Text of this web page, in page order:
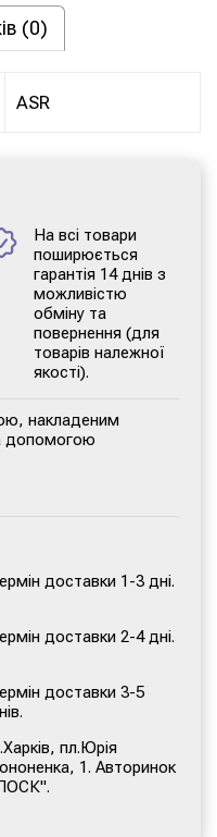
(0)
ASR
На всі товари
поширюється
гарантія 14 днів з
можливістю
обміну та
повернення (для
товарів належної
якості).
накладеним
допомогою
доставки 1-3 дні.
доставки 2-4 дні.
доставки 3-5
пл.Юрія
1. Авторинок